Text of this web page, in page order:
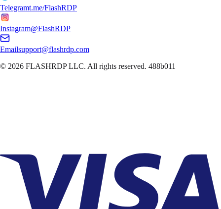
Telegramt.me/FlashRDP
Instagram@FlashRDP
Emailsupport@flashrdp.com
© 2026 FLASHRDP LLC. All rights reserved. 488b011